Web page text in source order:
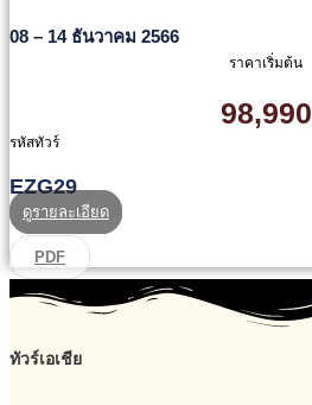
08 – 14 ธันวาคม 2566
ราคาเริ่มต้น
98,990
รหัสทัวร์
EZG29
ดูรายละเอียด
PDF
ทัวร์เอเชีย